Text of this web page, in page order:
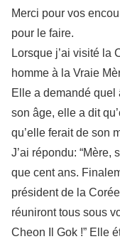
Merci pour vos
pour le faire.
Lorsque j’ai visité la
homme à la Vraie
Elle a demandé
son âge, elle a dit
qu’elle ferait de son
J’ai répondu: “Mère,
que cent ans.
président de la
réuniront tous sous
Cheon Il Gok !” Elle